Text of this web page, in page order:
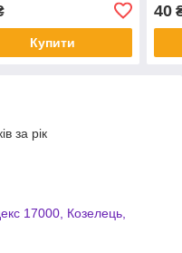
Купити
40
за рік
17000, Козелець,